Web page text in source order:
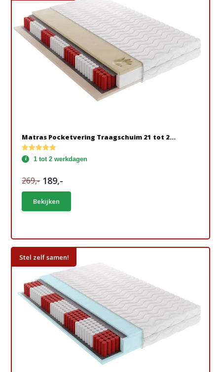
Matras Pocketvering Traagschuim 21 tot 2...
1 tot 2 werkdagen
269,- 189,-
Bekijken
Stel zelf samen!